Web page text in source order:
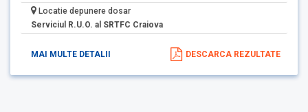
Locatie depunere dosar
Serviciul R.U.O. al SRTFC Craiova
MAI MULTE DETALII DESCARCA REZULTATE